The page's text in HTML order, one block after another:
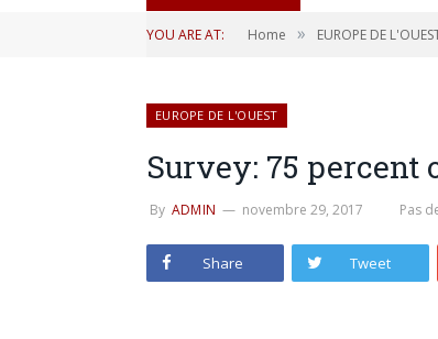
YOU ARE AT: Home » EUROPE DE
EUROPE DE L'OUEST
Survey: 75 percent
By ADMIN novembre 29, 2017 Pas
Share Tweet